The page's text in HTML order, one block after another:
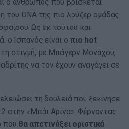
ο άνθρωπος που βρίσκεται
του DNA της πιο λούζερ ομάδας
Ως εκ τούτου και
ο Ισπανός είναι ο πιο hot
τη στιγμή, με Μπάγερν Μονάχου,
να τον έχουν αναγάγει σε
τη δουλειά που ξεκίνησε
στην «Μπάι Αρίνα». Φέρνοντας
που θα αποτινάξει οριστικά